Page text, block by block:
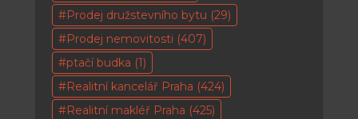
Prodej družstevního bytu (29)
Prodej nemovitosti (407)
ptačí budka (1)
Realitní kancelář Praha (424)
Realitní makléř Praha (425)